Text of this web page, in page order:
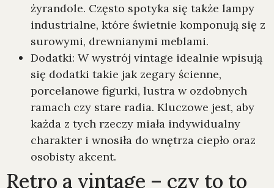
żyrandole. Często spotyka się także lampy
industrialne, które świetnie komponują się z
surowymi, drewnianymi meblami.
Dodatki: W wystrój vintage idealnie wpisują
się dodatki takie jak zegary ścienne,
porcelanowe figurki, lustra w ozdobnych
ramach czy stare radia. Kluczowe jest, aby
każda z tych rzeczy miała indywidualny
charakter i wnosiła do wnętrza ciepło oraz
osobisty akcent.
Retro a vintage – czy to to